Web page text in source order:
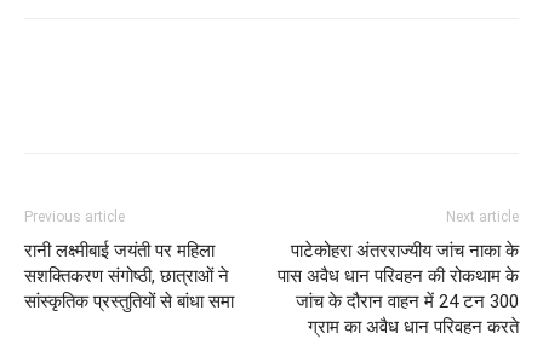
Previous article
रानी लक्ष्मीबाई जयंती पर महिला
सशक्तिकरण संगोष्ठी, छात्राओं ने
सांस्कृतिक प्रस्तुतियों से बांधा समा
Next article
पाटेकोहरा अंतरराज्यीय जांच नाका के
पास अवैध धान परिवहन की रोकथाम के
जांच के दौरान वाहन में 24 टन 300
ग्राम का अवैध धान परिवहन करते